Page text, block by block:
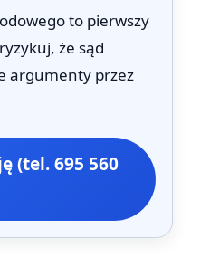
to pierwszy
że sąd
argumenty przez
(tel. 695 560